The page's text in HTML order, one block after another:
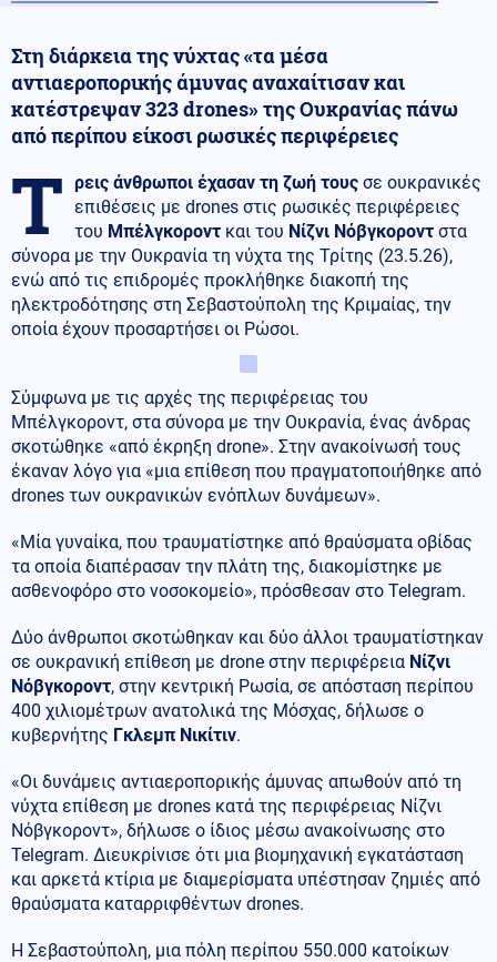
Στη διάρκεια της νύχτας «τα μέσα
αντιαεροπορικής άμυνας αναχαίτισαν και
κατέστρεψαν 323 drones» της Ουκρανίας πάνω
από περίπου είκοσι ρωσικές περιφέρειες
Τ ρεις άνθρωποι έχασαν τη ζωή τους σε ουκρανικές
επιθέσεις με drones στις ρωσικές περιφέρειες
του Μπέλγκοροντ και του Νίζνι Νόβγκοροντ στα
σύνορα με την Ουκρανία τη νύχτα της Τρίτης (23.5.26),
ενώ από τις επιδρομές προκλήθηκε διακοπή της
ηλεκτροδότησης στη Σεβαστούπολη της Κριμαίας, την
οποία έχουν προσαρτήσει οι Ρώσοι.
Σύμφωνα με τις αρχές της περιφέρειας του
Μπέλγκοροντ, στα σύνορα με την Ουκρανία, ένας άνδρας
σκοτώθηκε «από έκρηξη drone». Στην ανακοίνωσή τους
έκαναν λόγο για «μια επίθεση που πραγματοποιήθηκε από
drones των ουκρανικών ενόπλων δυνάμεων».
«Μία γυναίκα, που τραυματίστηκε από θραύσματα οβίδας
τα οποία διαπέρασαν την πλάτη της, διακομίστηκε με
ασθενοφόρο στο νοσοκομείο», πρόσθεσαν στο Telegram.
Δύο άνθρωποι σκοτώθηκαν και δύο άλλοι τραυματίστηκαν
σε ουκρανική επίθεση με drone στην περιφέρεια Νίζνι
Νόβγκοροντ, στην κεντρική Ρωσία, σε απόσταση περίπου
400 χιλιομέτρων ανατολικά της Μόσχας, δήλωσε ο
κυβερνήτης Γκλεμπ Νικίτιν.
«Οι δυνάμεις αντιαεροπορικής άμυνας απωθούν από τη
νύχτα επίθεση με drones κατά της περιφέρειας Νίζνι
Νόβγκοροντ», δήλωσε ο ίδιος μέσω ανακοίνωσης στο
Telegram. Διευκρίνισε ότι μια βιομηχανική εγκατάσταση
και αρκετά κτίρια με διαμερίσματα υπέστησαν ζημιές από
θραύσματα καταρριφθέντων drones.
Η Σεβαστούπολη, μια πόλη περίπου 550.000 κατοίκων